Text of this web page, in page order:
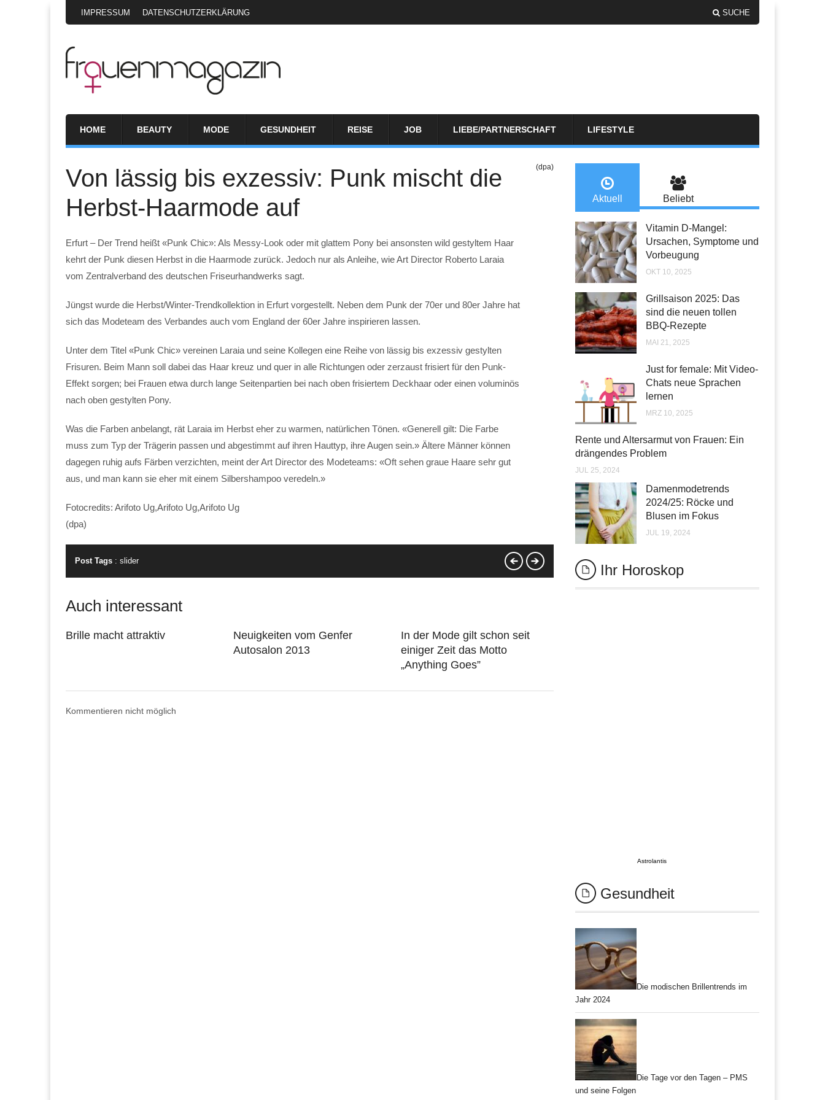
IMPRESSUM DATENSCHUTZERKLÄRUNG SUCHE
HOME BEAUTY MODE GESUNDHEIT REISE JOB LIEBE/PARTNERSCHAFT LIFESTYLE
Von lässig bis exzessiv: Punk mischt die
Herbst-Haarmode auf
(dpa)
Erfurt – Der Trend heißt «Punk Chic»: Als Messy-Look oder mit glattem Pony bei ansonsten wild gestyltem Haar
kehrt der Punk diesen Herbst in die Haarmode zurück. Jedoch nur als Anleihe, wie Art Director Roberto Laraia
vom Zentralverband des deutschen Friseurhandwerks sagt.
Jüngst wurde die Herbst/Winter-Trendkollektion in Erfurt vorgestellt. Neben dem Punk der 70er und 80er Jahre hat
sich das Modeteam des Verbandes auch vom England der 60er Jahre inspirieren lassen.
Unter dem Titel «Punk Chic» vereinen Laraia und seine Kollegen eine Reihe von lässig bis exzessiv gestylten
Frisuren. Beim Mann soll dabei das Haar kreuz und quer in alle Richtungen oder zerzaust frisiert für den Punk-
Effekt sorgen; bei Frauen etwa durch lange Seitenpartien bei nach oben frisiertem Deckhaar oder einen voluminös
nach oben gestylten Pony.
Was die Farben anbelangt, rät Laraia im Herbst eher zu warmen, natürlichen Tönen. «Generell gilt: Die Farbe
muss zum Typ der Trägerin passen und abgestimmt auf ihren Hauttyp, ihre Augen sein.» Ältere Männer können
dagegen ruhig aufs Färben verzichten, meint der Art Director des Modeteams: «Oft sehen graue Haare sehr gut
aus, und man kann sie eher mit einem Silbershampoo veredeln.»
Fotocredits: Arifoto Ug,Arifoto Ug,Arifoto Ug
(dpa)
Post Tags : slider
Auch interessant
Brille macht attraktiv
Neuigkeiten vom Genfer
Autosalon 2013
In der Mode gilt schon seit
einiger Zeit das Motto
„Anything Goes”
Kommentieren nicht möglich
Aktuell Beliebt
Vitamin D-Mangel:
Ursachen, Symptome und
Vorbeugung
OKT 10, 2025
Grillsaison 2025: Das
sind die neuen tollen
BBQ-Rezepte
MAI 21, 2025
Just for female: Mit Video-
Chats neue Sprachen
lernen
MRZ 10, 2025
Rente und Altersarmut von Frauen: Ein
drängendes Problem
JUL 25, 2024
Damenmodetrends
2024/25: Röcke und
Blusen im Fokus
JUL 19, 2024
Ihr Horoskop
Astrolantis
Gesundheit
Die modischen Brillentrends im
Jahr 2024
Die Tage vor den Tagen – PMS
und seine Folgen